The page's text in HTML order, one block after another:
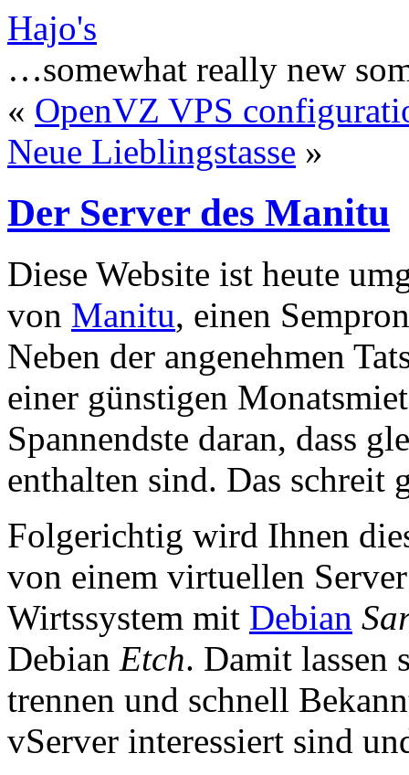
Hajo's
…somewhat really new
« OpenVZ VPS
Neue Lieblingstasse »
Der Server des Manitu
Diese Website ist heute
von Manitu, einen
Neben der angenehmen
einer günstigen
Spannendste daran, dass
enthalten sind. Das schreit
Folgerichtig wird Ihnen
von einem virtuellen
Wirtssystem mit Debian
Debian Etch. Damit lassen
trennen und schnell
vServer interessiert sind